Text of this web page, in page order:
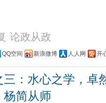
论政从政
QQ空间 新浪微博 人人网 开
三：水心之学，卓
杨简从师